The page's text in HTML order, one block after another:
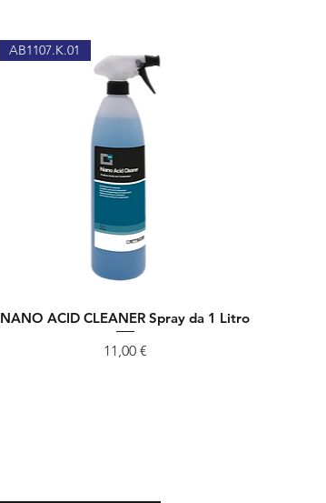
Vista rapida
AB1107.K.01
NANO ACID CLEANER Spray da 1 Litro
Prezzo
11,00 €